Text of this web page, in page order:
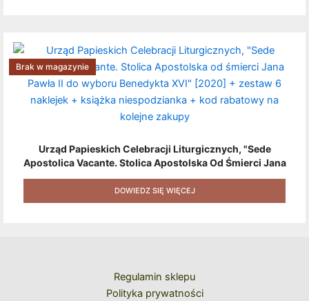
Urząd Papieskich Celebracji Liturgicznych, "Sede
Apostolica Vacante. Stolica Apostolska Od Śmierci Jana
Pawła II Do Wyboru Benedykta XVI" [2020] + Zestaw 6
Naklejek + Książka Niespodzianka + Kod Rabatowy Na
Kolejne Zakupy
Brak w magazynie
DOWIEDZ SIĘ WIĘCEJ
Regulamin sklepu
Polityka prywatności